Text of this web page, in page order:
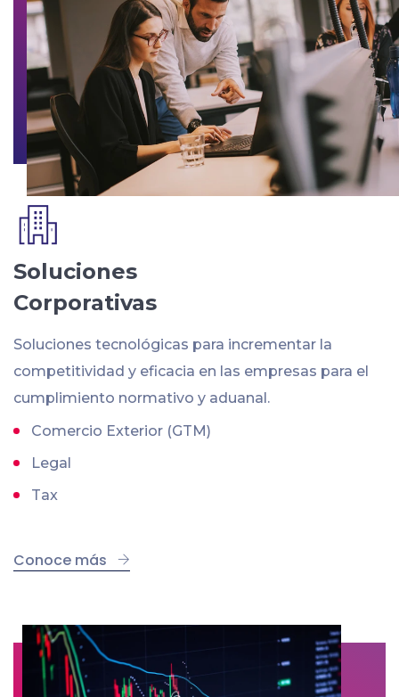
Soluciones
Corporativas
Soluciones tecnológicas para incrementar la
competitividad y eficacia en las empresas para el
cumplimiento normativo y aduanal.
Comercio Exterior (GTM)
Legal
Tax
Conoce más